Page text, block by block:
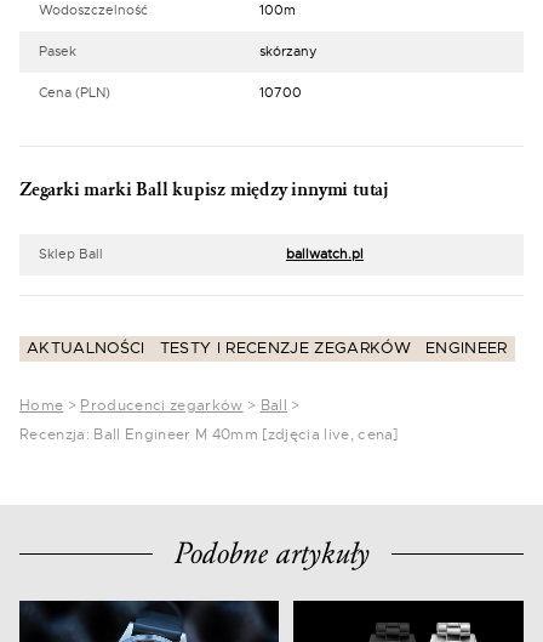
Wodoszczelność 100m
Pasek skórzany
Cena (PLN) 10700
Zegarki marki Ball kupisz między innymi tutaj
Sklep Ball ballwatch.pl
AKTUALNOŚCI TESTY I RECENZJE ZEGARKÓW ENGINEER
Home > Producenci zegarków > Ball
>
Recenzja: Ball Engineer M 40mm [zdjęcia live, cena]
Podobne artykuły